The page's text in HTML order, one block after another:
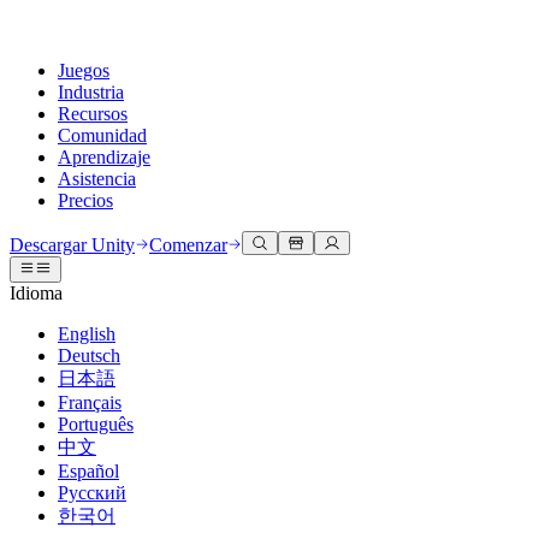
Juegos
Industria
Recursos
Comunidad
Aprendizaje
Asistencia
Precios
Motor de Unity
Crea juegos 2D y 3D para cualquier plataforma
Colaboración
Colabora e itera rápidamente con tu equipo
Descargar Unity
Planes y precios
Implementar
Multiplataforma
Colaboración 3D
Construye y revisa proyectos 3D en tiempo real
Capacitación envolvente
Capacitación en entornos envolventes
Experiencias del cliente
Crea experiencias interactivas en 3D
Industrias
Fabricación
Documentación
Herramientas para desarrolladores
Versiones de lanzamiento y rastreador de problemas
Hoja de ruta
Revisar características próximas
Glosario
Discusiones
Eventos
Eventos globales y locales
Historias de la comunidad
Hecho con Unity
Presentando a los creadores de Unity
Unity Learn
Domina las habilidades de Unity de forma gratuita
Capacitación profesional
Mejora tu equipo con entrenadores de Unity
¿No tienes experiencia con Unity?
Primeros pasos
Pon en marcha tu aprendizaje
Rutas esenciales de Unity
Obtener ayuda
Ayudándote a tener éxito con Unity
Planes de éxito
Alcanza tus metas más rápido con soporte experto
PREGUNTAS FRECUENTES
Respuestas a preguntas comunes
Contáctanos
Conéctate con nuestro equipo
Descargar Unity Comenzar
Idioma
English
Deutsch
日本語
Français
Português
中文
Español
Русский
한국어